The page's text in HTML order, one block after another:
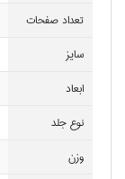
تعداد صفحات
سايز
ابعاد
نوع جلد
وزن